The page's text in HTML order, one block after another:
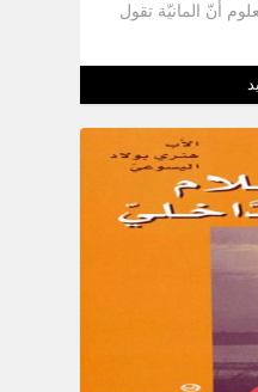
أنّ المانيّة تقول
فهي، على خلاف
في جوهرها، وترى
التي تكوّن
لعدة أسباب.